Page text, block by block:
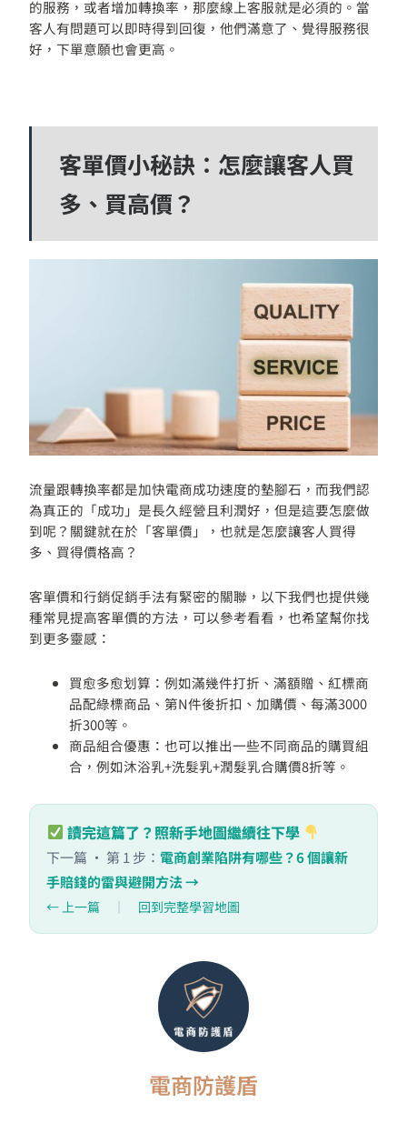
的服務，或者增加轉換率，那麼線上客服就是必須的。當
客人有問題可以即時得到回復，他們滿意了、覺得服務很
好，下單意願也會更高。
客單價小秘訣：怎麼讓客人買
多、買高價？
流量跟轉換率都是加快電商成功速度的墊腳石，而我們認
為真正的「成功」是長久經營且利潤好，但是這要怎麼做
到呢？關鍵就在於「客單價」，也就是怎麼讓客人買得
多、買得價格高？
客單價和行銷促銷手法有緊密的關聯，以下我們也提供幾
種常見提高客單價的方法，可以參考看看，也希望幫你找
到更多靈感：
買愈多愈划算：例如滿幾件打折、滿額贈、紅標商
品配綠標商品、第N件後折扣、加購價、每滿3000
折300等。
商品組合優惠：也可以推出一些不同商品的購買組
合，例如沐浴乳+洗髮乳+潤髮乳合購價8折等。
讀完這篇了？照新手地圖繼續往下學
下一篇 · 第 1 步：電商創業陷阱有哪些？6 個讓新
手賠錢的雷與避開方法 →
← 上一篇 ｜ 回到完整學習地圖
電商防護盾